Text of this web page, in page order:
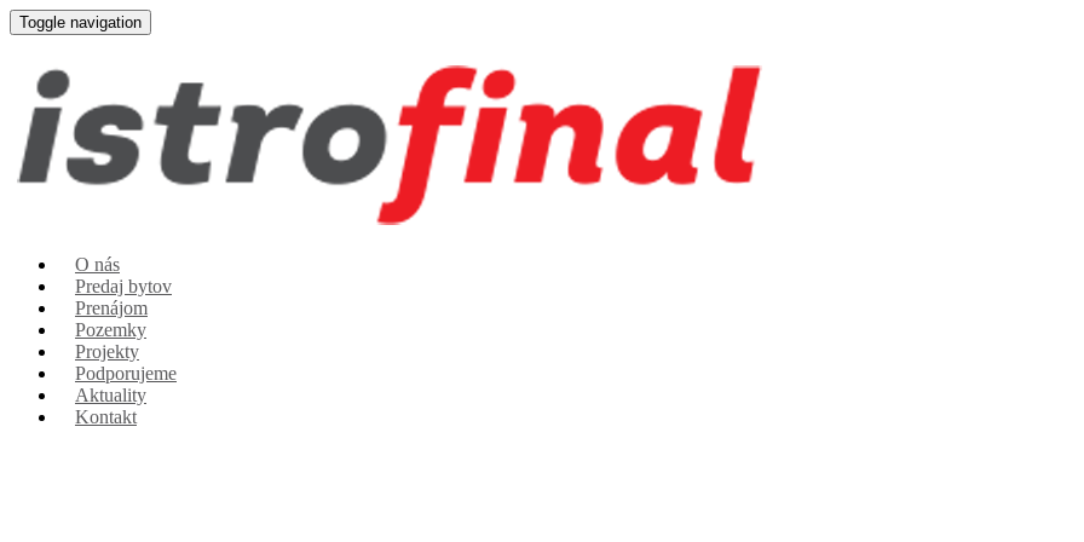
Toggle navigation
O nás
Predaj bytov
Prenájom
Pozemky
Projekty
Podporujeme
Aktuality
Kontakt